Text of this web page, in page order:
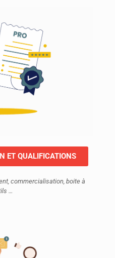
ET QUALIFICATIONS
commercialisation, boite à
…